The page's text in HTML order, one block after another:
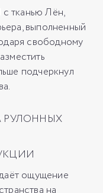
тканью Лён,
выполненный
свободному
подчеркнул
РУЛОННЫХ
ощущение
на